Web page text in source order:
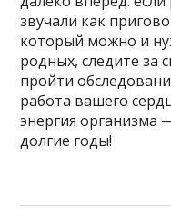
звучали как
который можно и
родных, следите за
пройти
работа вашего
энергия организма
долгие годы!